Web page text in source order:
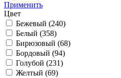
Применить
Цвет
Бежевый (240)
Белый (358)
Бирюзовый (68)
Бордовый (94)
Голубой (231)
Желтый (69)